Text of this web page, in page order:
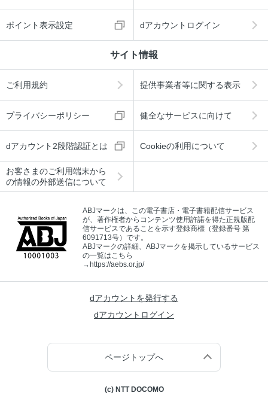
ポイント表示設定 dアカウントログイン
サイト情報
ご利用規約 提供事業者等に関する表示
プライバシーポリシー 健全なサービスに向けて
dアカウント2段階認証とは Cookieの利用について
お客さまのご利用端末から
の情報の外部送信について
ABJマークは、この電子書店・電子書籍配信サービス
が、著作権者からコンテンツ使用許諾を得た正規版配
信サービスであることを示す登録商標（登録番号 第
6091713号）です。
ABJマークの詳細、ABJマークを掲示しているサービス
の一覧はこちら
→https://aebs.or.jp/
dアカウントを発行する
dアカウントログイン
ページトップへ
(c) NTT DOCOMO